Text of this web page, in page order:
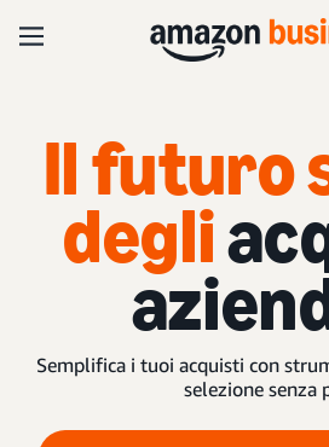
Il futuro
degli
Semplifica i tuoi acquisti con
selezione senza